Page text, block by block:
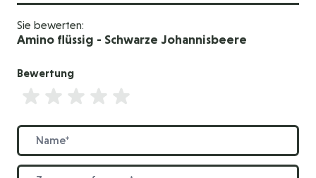
Sie bewerten:
Amino flüssig - Schwarze Johannisbeere
Bewertung
Bewertung
Name
Zusammenfassung